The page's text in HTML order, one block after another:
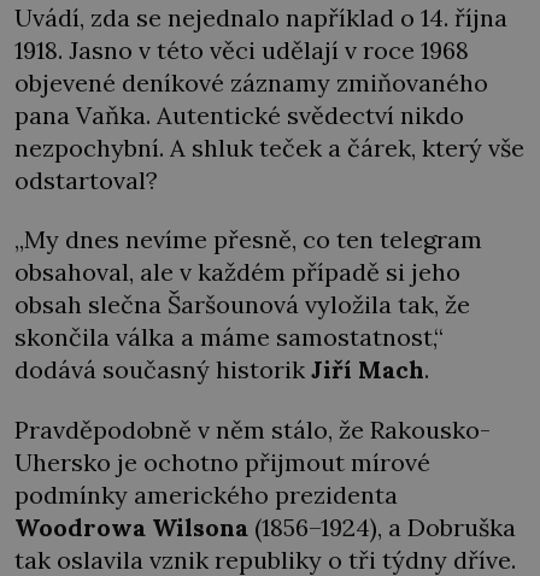
Uvádí, zda se nejednalo například o 14. října
1918. Jasno v této věci udělají v roce 1968
objevené deníkové záznamy zmiňovaného
pana Vaňka. Autentické svědectví nikdo
nezpochybní. A shluk teček a čárek, který vše
odstartoval?
„My dnes nevíme přesně, co ten telegram
obsahoval, ale v každém případě si jeho
obsah slečna Šaršounová vyložila tak, že
skončila válka a máme samostatnost,“
dodává současný historik Jiří Mach.
Pravděpodobně v něm stálo, že Rakousko-
Uhersko je ochotno přijmout mírové
podmínky amerického prezidenta
Woodrowa Wilsona (1856–1924), a Dobruška
tak oslavila vznik republiky o tři týdny dříve.